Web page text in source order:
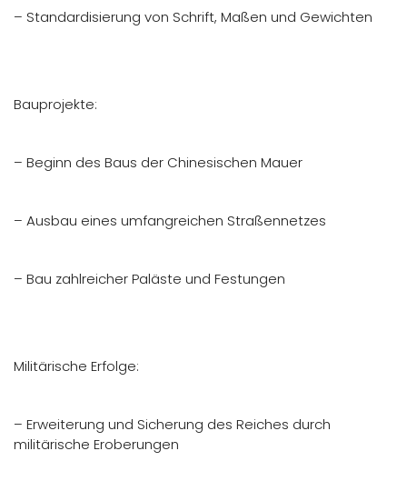
– Standardisierung von Schrift, Maßen und Gewichten
Bauprojekte:
– Beginn des Baus der Chinesischen Mauer
– Ausbau eines umfangreichen Straßennetzes
– Bau zahlreicher Paläste und Festungen
Militärische Erfolge:
– Erweiterung und Sicherung des Reiches durch
militärische Eroberungen